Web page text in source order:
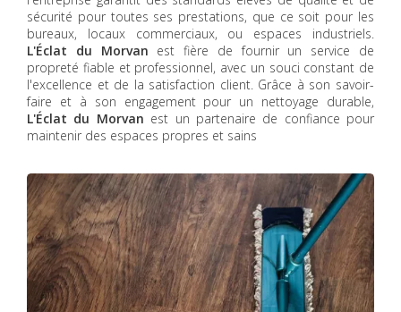
sécurité pour toutes ses prestations, que ce soit pour les
bureaux, locaux commerciaux, ou espaces industriels.
L'Éclat du Morvan est fière de fournir un service de
propreté fiable et professionnel, avec un souci constant de
l'excellence et de la satisfaction client. Grâce à son savoir-
faire et à son engagement pour un nettoyage durable,
L'Éclat du Morvan est un partenaire de confiance pour
maintenir des espaces propres et sains